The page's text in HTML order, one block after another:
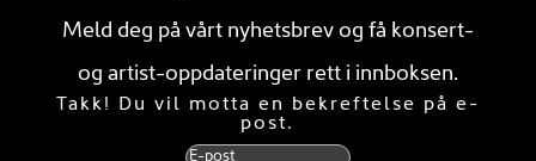
Meld deg på vårt nyhetsbrev og få konsert-
og artist-oppdateringer rett i innboksen.
Takk! Du vil motta en bekreftelse på e-
post.